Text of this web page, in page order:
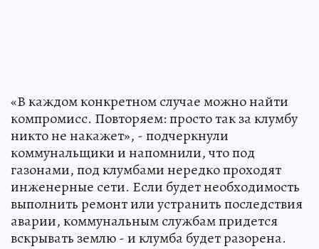
«В каждом конкретном случае можно найти
компромисс. Повторяем: просто так за клумбу
никто не накажет», - подчеркнули
коммунальщики и напомнили, что под
газонами, под клумбами нередко проходят
инженерные сети. Если будет необходимость
выполнить ремонт или устранить последствия
аварии, коммунальным службам придется
вскрывать землю - и клумба будет разорена.